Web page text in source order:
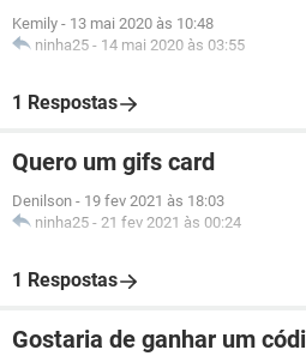
Kemily - 13 mai 2020 às 10:48
ninha25 - 14 mai 2020 às 03:55
1 Respostas
Quero um gifs card
Denilson - 19 fev 2021 às 18:03
ninha25 - 21 fev 2021 às 00:24
1 Respostas
Gostaria de ganhar um